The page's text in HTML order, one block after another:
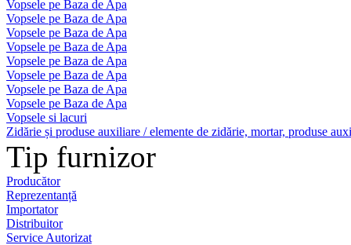
Vopsele pe Baza de Apa
Vopsele pe Baza de Apa
Vopsele pe Baza de Apa
Vopsele pe Baza de Apa
Vopsele pe Baza de Apa
Vopsele pe Baza de Apa
Vopsele pe Baza de Apa
Vopsele pe Baza de Apa
Vopsele si lacuri
Zidărie și produse auxiliare / elemente de zidărie, mortar, produse
Tip furnizor
Producător
Reprezentanță
Importator
Distribuitor
Service Autorizat